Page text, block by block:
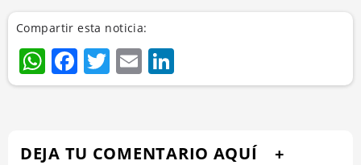
Compartir esta noticia:
WhatsApp
Facebook
Twitter
Email
DEJA TU COMENTARIO AQUÍ